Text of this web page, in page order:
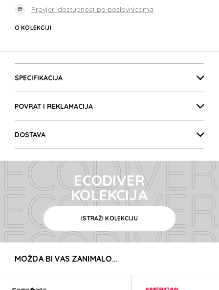
Provjeri dostupnost po poslovnicama
O KOLEKCIJI
SPECIFIKACIJA
POVRAT I REKLAMACIJA
DOSTAVA
ECODIVER
ECODIVER
ECODIVER
ECODIVER
ECODIVER
ECODIVER
ECODIVER
KOLEKCIJA
ISTRAŽI KOLEKCIJU
MOŽDA BI VAS ZANIMALO...